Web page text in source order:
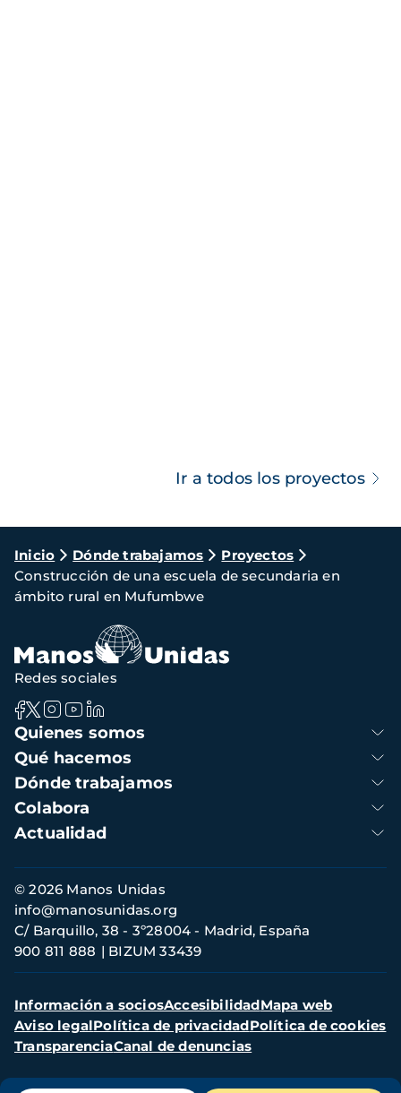
Ir a todos los proyectos
Ruta
de
navegación
Inicio Dónde trabajamos
Proyectos
Construcción de una escuela de secundaria en
ámbito rural en Mufumbwe
Navegación
principal
Quienes somos
Qué hacemos
Dónde trabajamos
Colabora
Actualidad
Redes sociales
Información
de
contacto
© 2026 Manos Unidas
C/ Barquillo, 38 - 3º28004 - Madrid, España
900 811 888
BIZUM 33439
info@manosunidas.org
Menú
secundario
Información a sociosAccesibilidadMapa web
Aviso legalPolítica de privacidadPolítica de cookies
TransparenciaCanal de denuncias